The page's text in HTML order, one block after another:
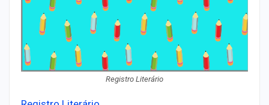
Registro Literário